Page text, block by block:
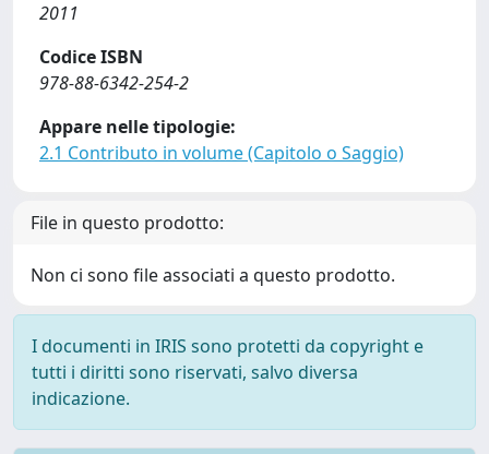
2011
Codice ISBN
978-88-6342-254-2
Appare nelle tipologie:
2.1 Contributo in volume (Capitolo o Saggio)
File in questo prodotto:
Non ci sono file associati a questo prodotto.
I documenti in IRIS sono protetti da copyright e
tutti i diritti sono riservati, salvo diversa
indicazione.